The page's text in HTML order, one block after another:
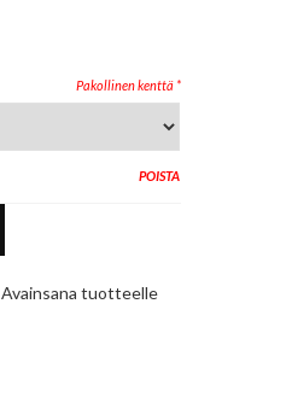
POISTA
Avainsana tuotteelle